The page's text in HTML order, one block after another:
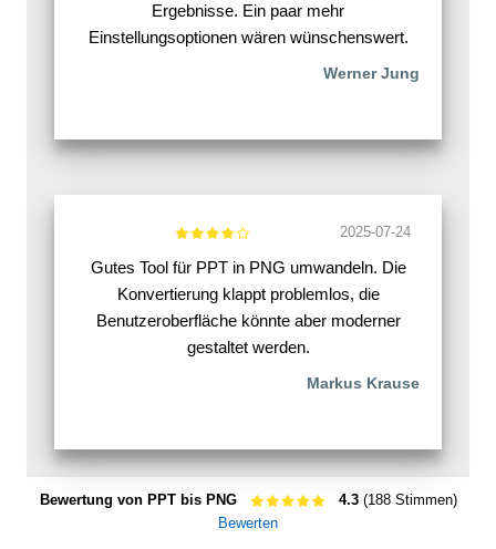
Ergebnisse. Ein paar mehr
Einstellungsoptionen wären wünschenswert.
Werner Jung
2025-07-24
Gutes Tool für PPT in PNG umwandeln. Die
Konvertierung klappt problemlos, die
Benutzeroberfläche könnte aber moderner
gestaltet werden.
Markus Krause
Bewertung von PPT bis PNG 4.3(188 Stimmen)
Bewerten